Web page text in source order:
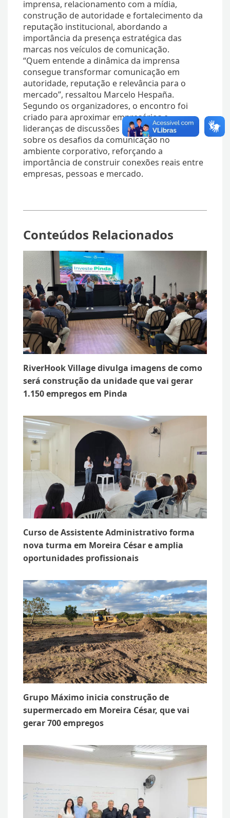
imprensa, relacionamento com a mídia,
construção de autoridade e fortalecimento da
reputação institucional, abordando a
importância da presença estratégica das
marcas nos veículos de comunicação.
“Quem entende a dinâmica da imprensa
consegue transformar comunicação em
autoridade, reputação e relevância para o
mercado”, ressaltou Marcelo Hespaña.
Segundo os organizadores, o encontro foi
criado para aproximar empresários e
lideranças de discussões práticas e atuais
sobre os desafios da comunicação no
ambiente corporativo, reforçando a
importância de construir conexões reais entre
empresas, pessoas e mercado.
Conteúdos Relacionados
RiverHook Village divulga imagens de como
será construção da unidade que vai gerar
1.150 empregos em Pinda
Curso de Assistente Administrativo forma
nova turma em Moreira César e amplia
oportunidades profissionais
Grupo Máximo inicia construção de
supermercado em Moreira César, que vai
gerar 700 empregos